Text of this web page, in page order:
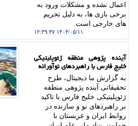
اعمال نشده و مشکلات ورود به
برخی بازی ها، به دلیل تحریم
های خارجی است.
۱۴۰۴/۰۵/۱۱ ۱۲:۳۹:۳۷
آینده پژوهی منطقه ژئوپلیتیکی
خلیج فارس با راهبردهای نوآورانه
به گزارش ما دیجیتال، طرح
تحقیقاتی آینده پژوهی منطقه
ژئوپلیتیکی خلیج فارس با تاکید
بر راهبردهای نو و سازنده در
روابط ایران و عربستان با